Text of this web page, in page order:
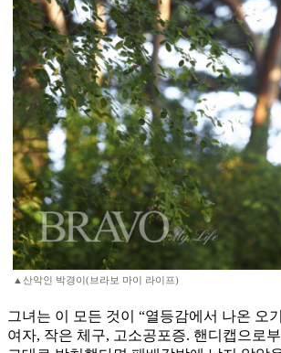
▲산악인 박경이(브라보 마이 라이프)
그녀는 이 모든 것이 “열등감에서 나온 오
여자, 작은 체구, 고소공포증. 핸디캡으로